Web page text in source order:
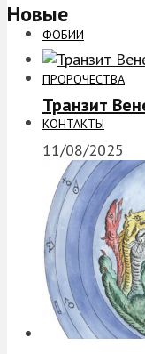
ФОБИИ
ПРОРОЧЕСТВА
КОНТАКТЫ
Новые
Транзит
11/08/2025